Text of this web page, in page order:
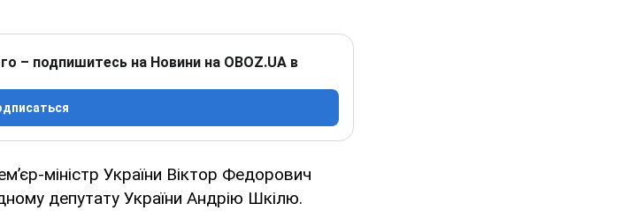
– подпишитесь на Новини на OBOZ.UA в
міністр України Віктор Федорович
депутату України Андрію Шкілю.